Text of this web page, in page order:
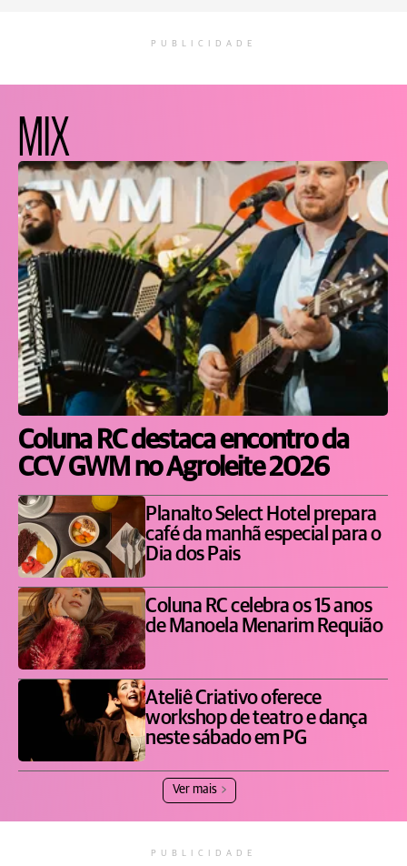
PUBLICIDADE
MIX
Coluna RC destaca encontro da
CCV GWM no Agroleite 2026
Planalto Select Hotel prepara
café da manhã especial para o
Dia dos Pais
Coluna RC celebra os 15 anos
de Manoela Menarim Requião
Ateliê Criativo oferece
workshop de teatro e dança
neste sábado em PG
Ver mais
PUBLICIDADE